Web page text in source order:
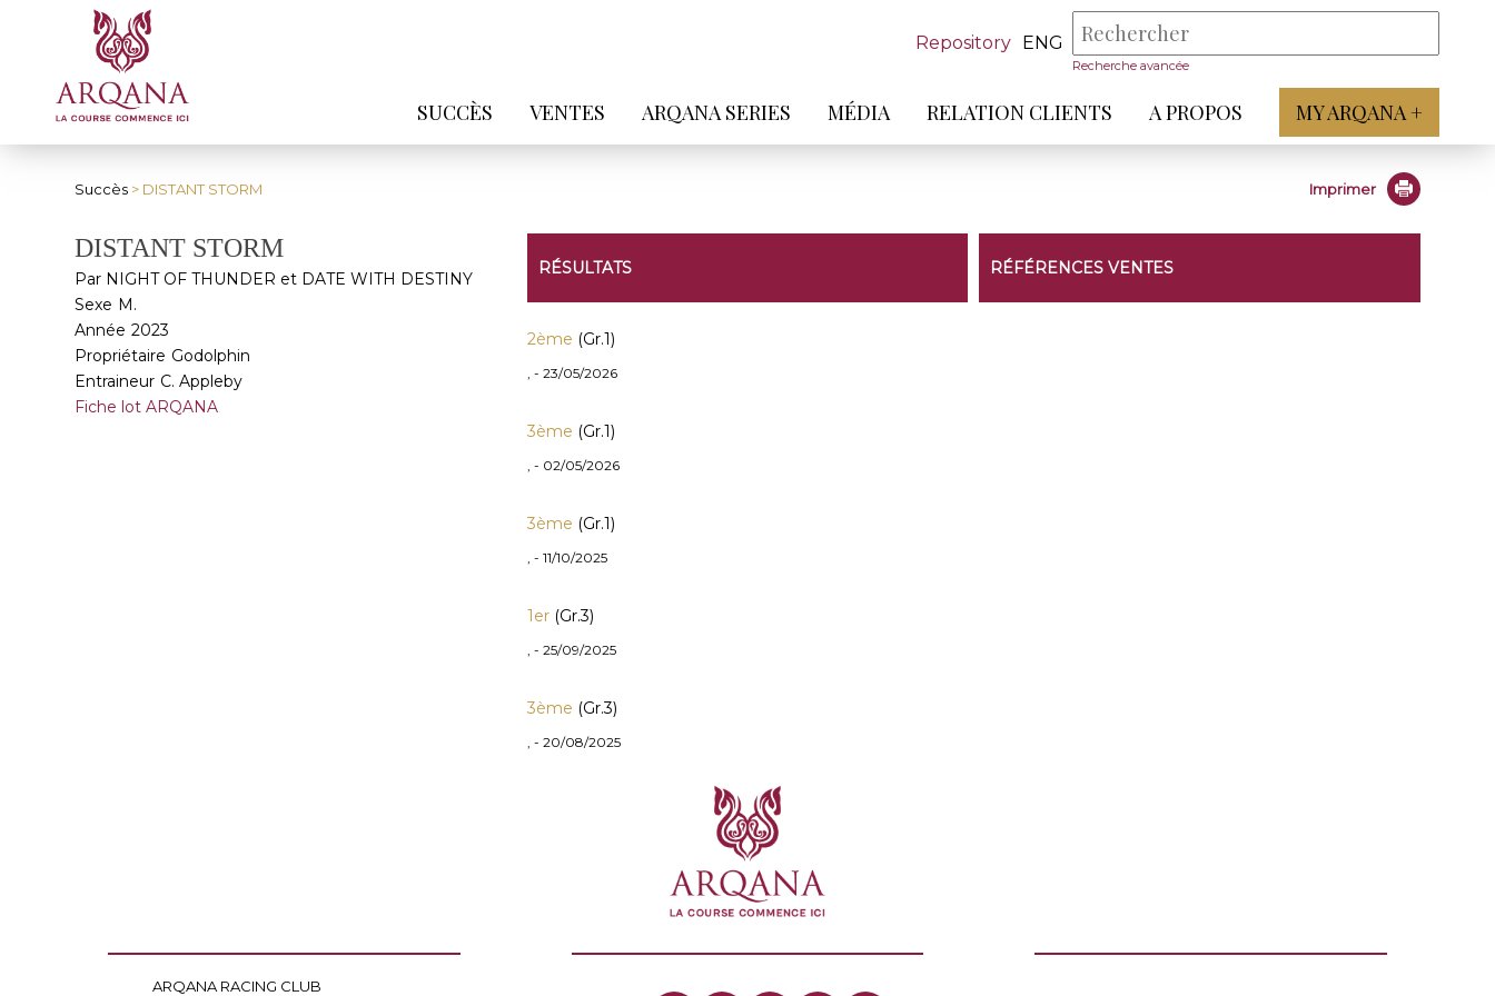
Repository ENG
Recherche avancée
SUCCÈS VENTES ARQANA SERIES MÉDIA RELATION CLIENTS A PROPOS MY ARQANA +
Succès > DISTANT STORM Imprimer
DISTANT STORM
Par NIGHT OF THUNDER et DATE WITH DESTINY
Sexe M.
Année 2023
Propriétaire Godolphin
Entraineur C. Appleby
Fiche lot ARQANA
RÉSULTATS
2ème (Gr.1)
, - 23/05/2026
3ème (Gr.1)
, - 02/05/2026
3ème (Gr.1)
, - 11/10/2025
1er(Gr.3)
, - 25/09/2025
3ème (Gr.3)
, - 20/08/2025
RÉFÉRENCES VENTES
ARQANA RACING CLUB